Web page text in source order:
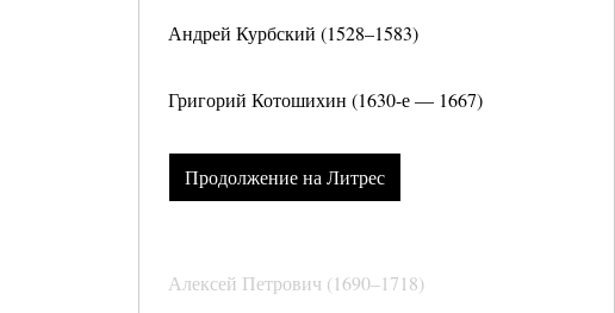
Андрей Курбский (1528–1583)
Григорий Котошихин (1630-е — 1667)
Продолжение на Литрес
Алексей Петрович (1690–1718)